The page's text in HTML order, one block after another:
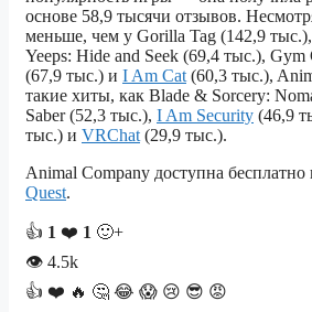
основе 58,9 тысячи отзывов.
меньше, чем у Gorilla Tag (142,9
Yeeps: Hide and Seek (69,4 тыс.), Gym
(67,9 тыс.) и I Am Cat (60,3 тыс.),
такие хиты, как Blade & Sorcery:
Saber (52,3 тыс.), I Am Security (46,9
тыс.) и VRChat (29,9 тыс.).
Animal Company доступна
Quest.
👍 1 ❤️ 1 🙂+
👁 4.5k
👍 ❤️ 🔥 🤔 😂 😱 😢 😎 😡